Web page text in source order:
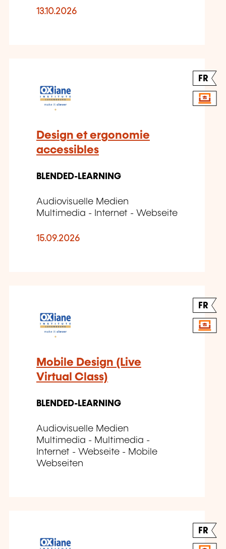
13.10.2026
FR
Design et ergonomie
accessibles
BLENDED-LEARNING
Audiovisuelle Medien
Multimedia - Internet - Webseite
15.09.2026
FR
Mobile Design (Live
Virtual Class)
BLENDED-LEARNING
Audiovisuelle Medien
Multimedia - Multimedia -
Internet - Webseite - Mobile
Webseiten
FR